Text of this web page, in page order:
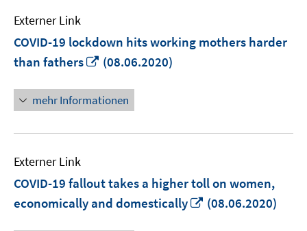
Externer Link
COVID-19 lockdown hits working mothers harder
than fathers
In
Fenster
öffnen
(08.06.2020)
mehr Informationen
Externer Link
COVID-19 fallout takes a higher toll on women,
economically and domestically
In
(08.06.2020)